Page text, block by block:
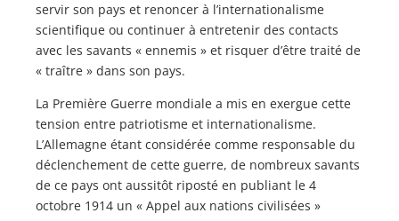
servir son pays et renoncer à l’internationalisme
scientifique ou continuer à entretenir des contacts
avec les savants « ennemis » et risquer d’être traité de
« traître » dans son pays.
La Première Guerre mondiale a mis en exergue cette
tension entre patriotisme et internationalisme.
L’Allemagne étant considérée comme responsable du
déclenchement de cette guerre, de nombreux savants
de ce pays ont aussitôt riposté en publiant le 4
octobre 1914 un « Appel aux nations civilisées »